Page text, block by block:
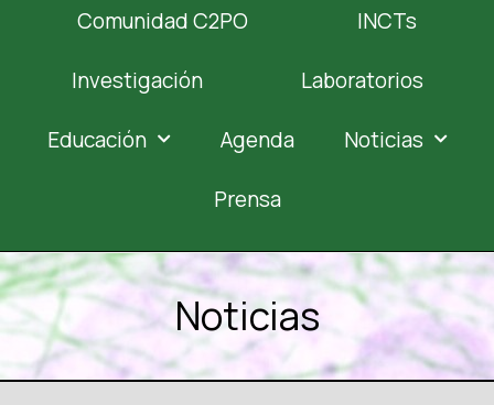
Comunidad C2PO INCTs
Investigación Laboratorios
Educación Agenda Noticias
Prensa
Noticias